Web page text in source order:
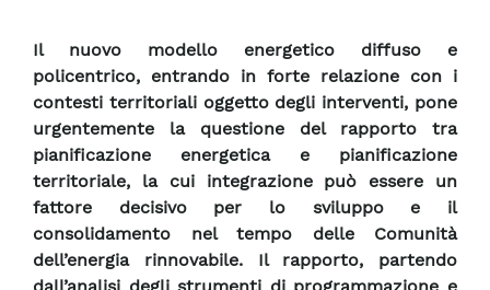
Il nuovo modello energetico diffuso e
policentrico, entrando in forte relazione con i
contesti territoriali oggetto degli interventi, pone
urgentemente la questione del rapporto tra
pianificazione energetica e pianificazione
territoriale, la cui integrazione può essere un
fattore decisivo per lo sviluppo e il
consolidamento nel tempo delle Comunità
dell’energia rinnovabile. Il rapporto, partendo